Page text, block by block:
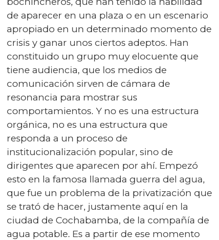
de aparecer en una plaza o en un escenario
apropiado en un determinado momento de
crisis y ganar unos ciertos adeptos. Han
constituido un grupo muy elocuente que
tiene audiencia, que los medios de
comunicación sirven de cámara de
resonancia para mostrar sus
comportamientos. Y no es una estructura
orgánica, no es una estructura que
responda a un proceso de
institucionalización popular, sino de
dirigentes que aparecen por ahí. Empezó
esto en la famosa llamada guerra del agua,
que fue un problema de la privatización que
se trató de hacer, justamente aquí en la
ciudad de Cochabamba, de la compañía de
agua potable. Es a partir de ese momento